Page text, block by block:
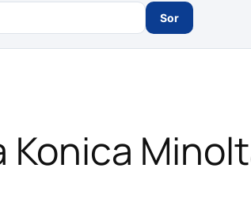
Sor
Konica